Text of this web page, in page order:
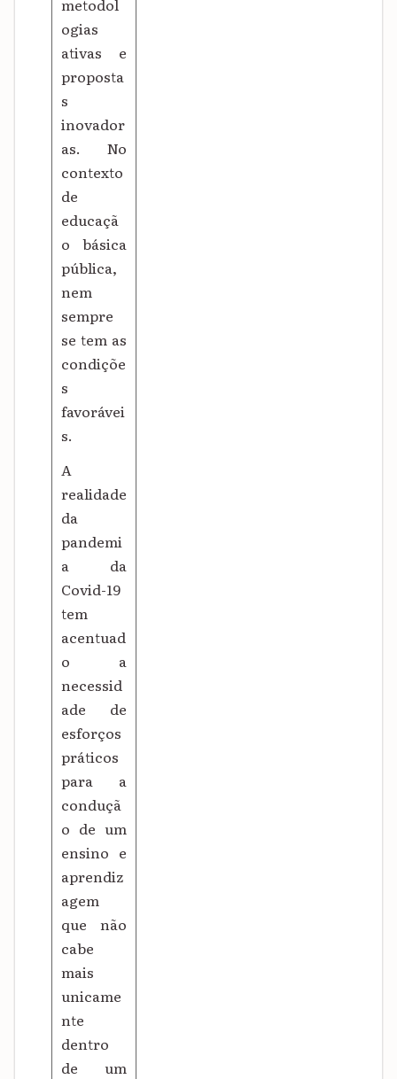
metodol
ogias
ativas e
proposta
s
inovador
as. No
contexto
de
educaçã
o básica
pública,
nem
sempre
se tem as
condiçõe
s
favorávei
s.
A
realidade
da
pandemi
a da
Covid-19
tem
acentuad
o a
necessid
ade de
esforços
práticos
para a
conduçã
o de um
ensino e
aprendiz
agem
que não
cabe
mais
unicame
nte
dentro
de um